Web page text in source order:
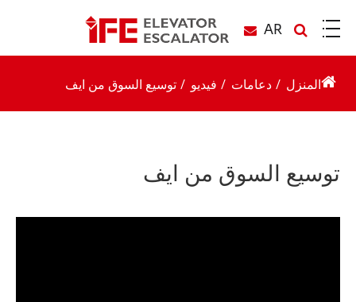
AR
المنزل دعامات فيديو توسيع السوق من ايف
توسيع السوق من ايف